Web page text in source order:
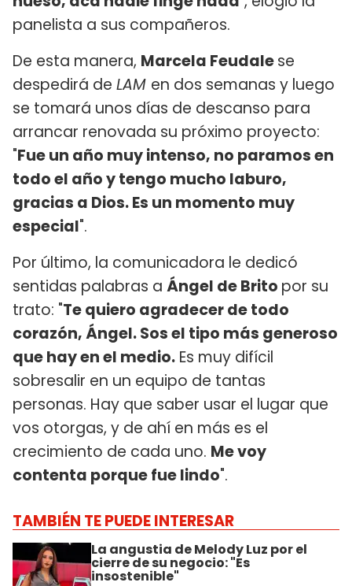
panelista a sus compañeros.
De esta manera, Marcela Feudalese
despedirá de LAM en dos semanas y luego
se tomará unos días de descanso para
arrancar renovada su próximo proyecto:
"Fue un año muy intenso, no paramos en
todo el año y tengo mucho laburo,
gracias a Dios. Es un momento muy
especial".
Por último, la comunicadora le dedicó
sentidas palabras a Ángel de Brito por su
trato: "Te quiero agradecer de todo
corazón, Ángel. Sos el tipo más generoso
que hay en el medio. Es muy difícil
sobresalir en un equipo de tantas
personas. Hay que saber usar el lugar que
vos otorgas, y de ahí en más es el
crecimiento de cada uno. Me voy
contenta porque fue lindo".
TAMBIÉN TE PUEDE INTERESAR
La angustia de Melody Luz por el
cierre de su negocio: "Es
insostenible"